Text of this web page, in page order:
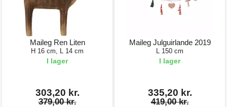
Maileg Ren Liten
H 16 cm, L 14 cm
I lager
303,20 kr.
379,00 kr.
Maileg Julguirlande 2019
L 150 cm
I lager
335,20 kr.
419,00 kr.